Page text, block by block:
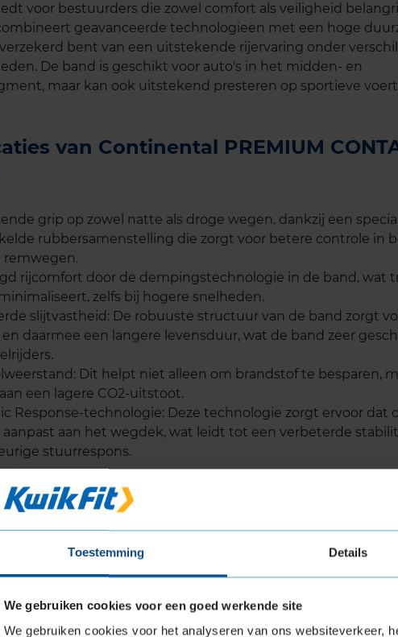
Toestemming Details
We gebruiken cookies voor een goed werkende site
We gebruiken cookies voor het analyseren van ons websiteverkeer,
voor bestuurders die zowel comfort als veiligheid
geavanceerde technologieën met een hoge
bent van een uitstekende rijervaring onder
De band is geschikt voor auto's in het midden- en
maar kan ook uitstekend presteren op sportieve
van Continental PREMIUM
grip op zowel natte als droge wegen, dankzij een
rubbersamenstelling die zorgt voor betere controle in
remwegen.
rijcomfort door de dempingstechnologie in de band, wat
zelfs bij hogere snelheden.
slijtvastheid: De robuuste structuur van de band zorgt
en daarmee een langere levensduur, wat de band zeer
Dit helpt niet alleen om brandstof te besparen,
een lagere CO2-uitstoot.
Response-technologie: Deze technologie zorgt ervoor dat
aan het wegdek, wat leidt tot een verbeterde
stuurrespons.
PREMIUM CONTACT 6 levensduur
PREMIUM CONTACT 6 staat bekend om zijn lange
rubbersamenstelling en innovatieve loopvlakontwerpen
snel dan veel concurrenten in dezelfde categorie.
ADAC, bevestigen dat deze band tot wel 15% langer